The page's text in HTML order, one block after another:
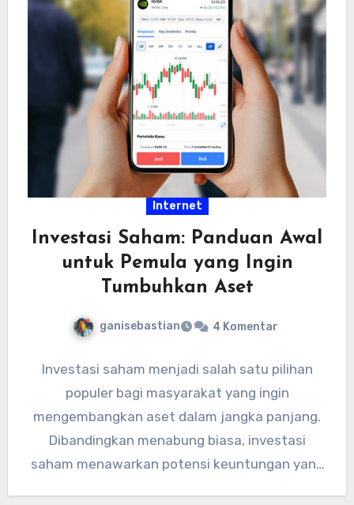
Internet
Investasi Saham: Panduan Awal
untuk Pemula yang Ingin
Tumbuhkan Aset
ganisebastian 4 Komentar
Investasi saham menjadi salah satu pilihan
populer bagi masyarakat yang ingin
mengembangkan aset dalam jangka panjang.
Dibandingkan menabung biasa, investasi
saham menawarkan potensi keuntungan yang